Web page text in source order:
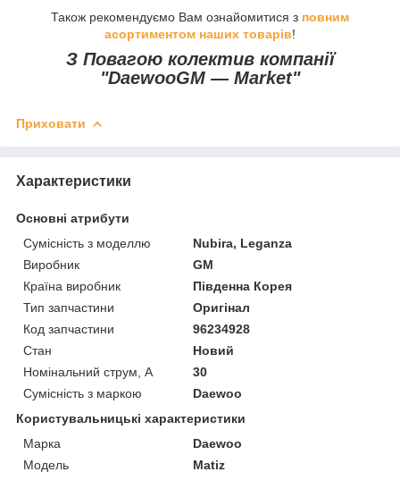
Також рекомендуємо Вам ознайомитися з повним
асортиментом наших товарів!
З Повагою колектив компанії
"DaewooGM ― Market"
Приховати
Характеристики
Основні атрибути
Сумісність з моделлю
Nubira, Leganza
Виробник
GM
Країна виробник
Південна Корея
Тип запчастини
Оригінал
Код запчастини
96234928
Стан
Новий
Номінальний струм, А
30
Сумісність з маркою
Daewoo
Користувальницькі характеристики
Марка
Daewoo
Модель
Matiz